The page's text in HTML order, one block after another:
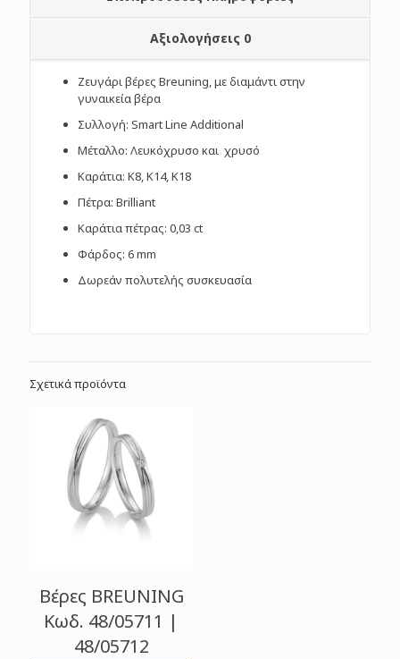
Αξιολογήσεις 0
Ζευγάρι βέρες Breuning, με διαμάντι στην
γυναικεία βέρα
Συλλογή: Smart Line Additional
Μέταλλο: Λευκόχρυσο και χρυσό
Καράτια: Κ8, Κ14, Κ18
Πέτρα: Brilliant
Καράτια πέτρας: 0,03 ct
Φάρδος: 6 mm
Δωρεάν πολυτελής συσκευασία
Σχετικά προϊόντα
Βέρες BREUNING
Κωδ. 48/05711 |
48/05712